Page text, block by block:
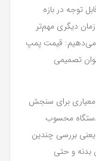
توجه در بازه
دیگری مهم‌تر
می‌دهیم: قیمت پمپ
تصمیمی
برای سنجش
محسوب
بررسی چندین
بدنه و حتی